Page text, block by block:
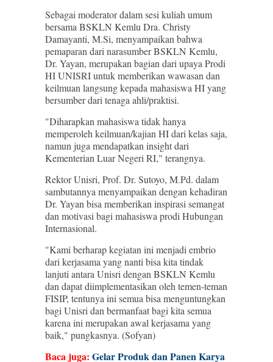
Sebagai moderator dalam sesi kuliah umum
bersama BSKLN Kemlu Dra. Christy
Damayanti, M.Si, menyampaikan bahwa
pemaparan dari narasumber BSKLN Kemlu,
Dr. Yayan, merupakan bagian dari upaya Prodi
HI UNISRI untuk memberikan wawasan dan
keilmuan langsung kepada mahasiswa HI yang
bersumber dari tenaga ahli/praktisi.
"Diharapkan mahasiswa tidak hanya
memperoleh keilmuan/kajian HI dari kelas saja,
namun juga mendapatkan insight dari
Kementerian Luar Negeri RI," terangnya.
Rektor Unisri, Prof. Dr. Sutoyo, M.Pd. dalam
sambutannya menyampaikan dengan kehadiran
Dr. Yayan bisa memberikan inspirasi semangat
dan motivasi bagi mahasiswa prodi Hubungan
Internasional.
"Kami berharap kegiatan ini menjadi embrio
dari kerjasama yang nanti bisa kita tindak
lanjuti antara Unisri dengan BSKLN Kemlu
dan dapat diimplementasikan oleh temen-teman
FISIP, tentunya ini semua bisa menguntungkan
bagi Unisri dan bermanfaat bagi kita semua
karena ini merupakan awal kerjasama yang
baik," pungkasnya. (Sofyan)
Baca juga: Gelar Produk dan Panen Karya